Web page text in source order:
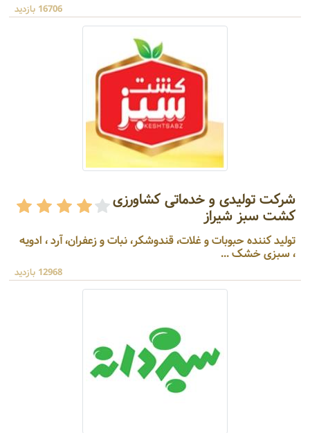
16706 بازدید
شرکت تولیدی و خدماتی کشاورزی
کشت سبز شیراز
تولید کننده حبوبات و غلات، قندوشکر، نبات و زعفران، آرد ، ادویه
، سبزی خشک ...
12968 بازدید